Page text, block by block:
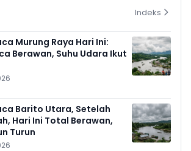
Indeks
Murung Raya Hari Ini:
Berawan, Suhu Udara Ikut
Barito Utara, Setelah
Hari Ini Total Berawan,
Turun